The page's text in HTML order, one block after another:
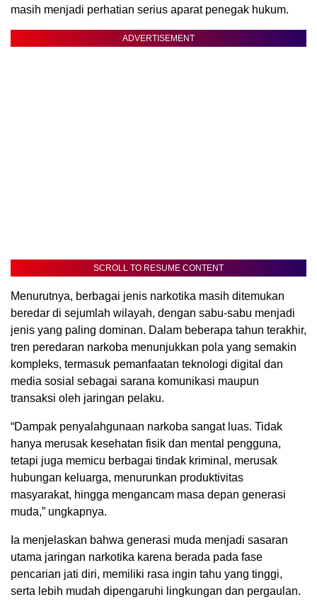
masih menjadi perhatian serius aparat penegak hukum.
ADVERTISEMENT
SCROLL TO RESUME CONTENT
Menurutnya, berbagai jenis narkotika masih ditemukan
beredar di sejumlah wilayah, dengan sabu-sabu menjadi
jenis yang paling dominan. Dalam beberapa tahun terakhir,
tren peredaran narkoba menunjukkan pola yang semakin
kompleks, termasuk pemanfaatan teknologi digital dan
media sosial sebagai sarana komunikasi maupun
transaksi oleh jaringan pelaku.
“Dampak penyalahgunaan narkoba sangat luas. Tidak
hanya merusak kesehatan fisik dan mental pengguna,
tetapi juga memicu berbagai tindak kriminal, merusak
hubungan keluarga, menurunkan produktivitas
masyarakat, hingga mengancam masa depan generasi
muda,” ungkapnya.
Ia menjelaskan bahwa generasi muda menjadi sasaran
utama jaringan narkotika karena berada pada fase
pencarian jati diri, memiliki rasa ingin tahu yang tinggi,
serta lebih mudah dipengaruhi lingkungan dan pergaulan.